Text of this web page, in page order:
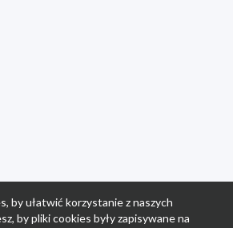
by ułatwić korzystanie z naszych
by pliki cookies były zapisywane na